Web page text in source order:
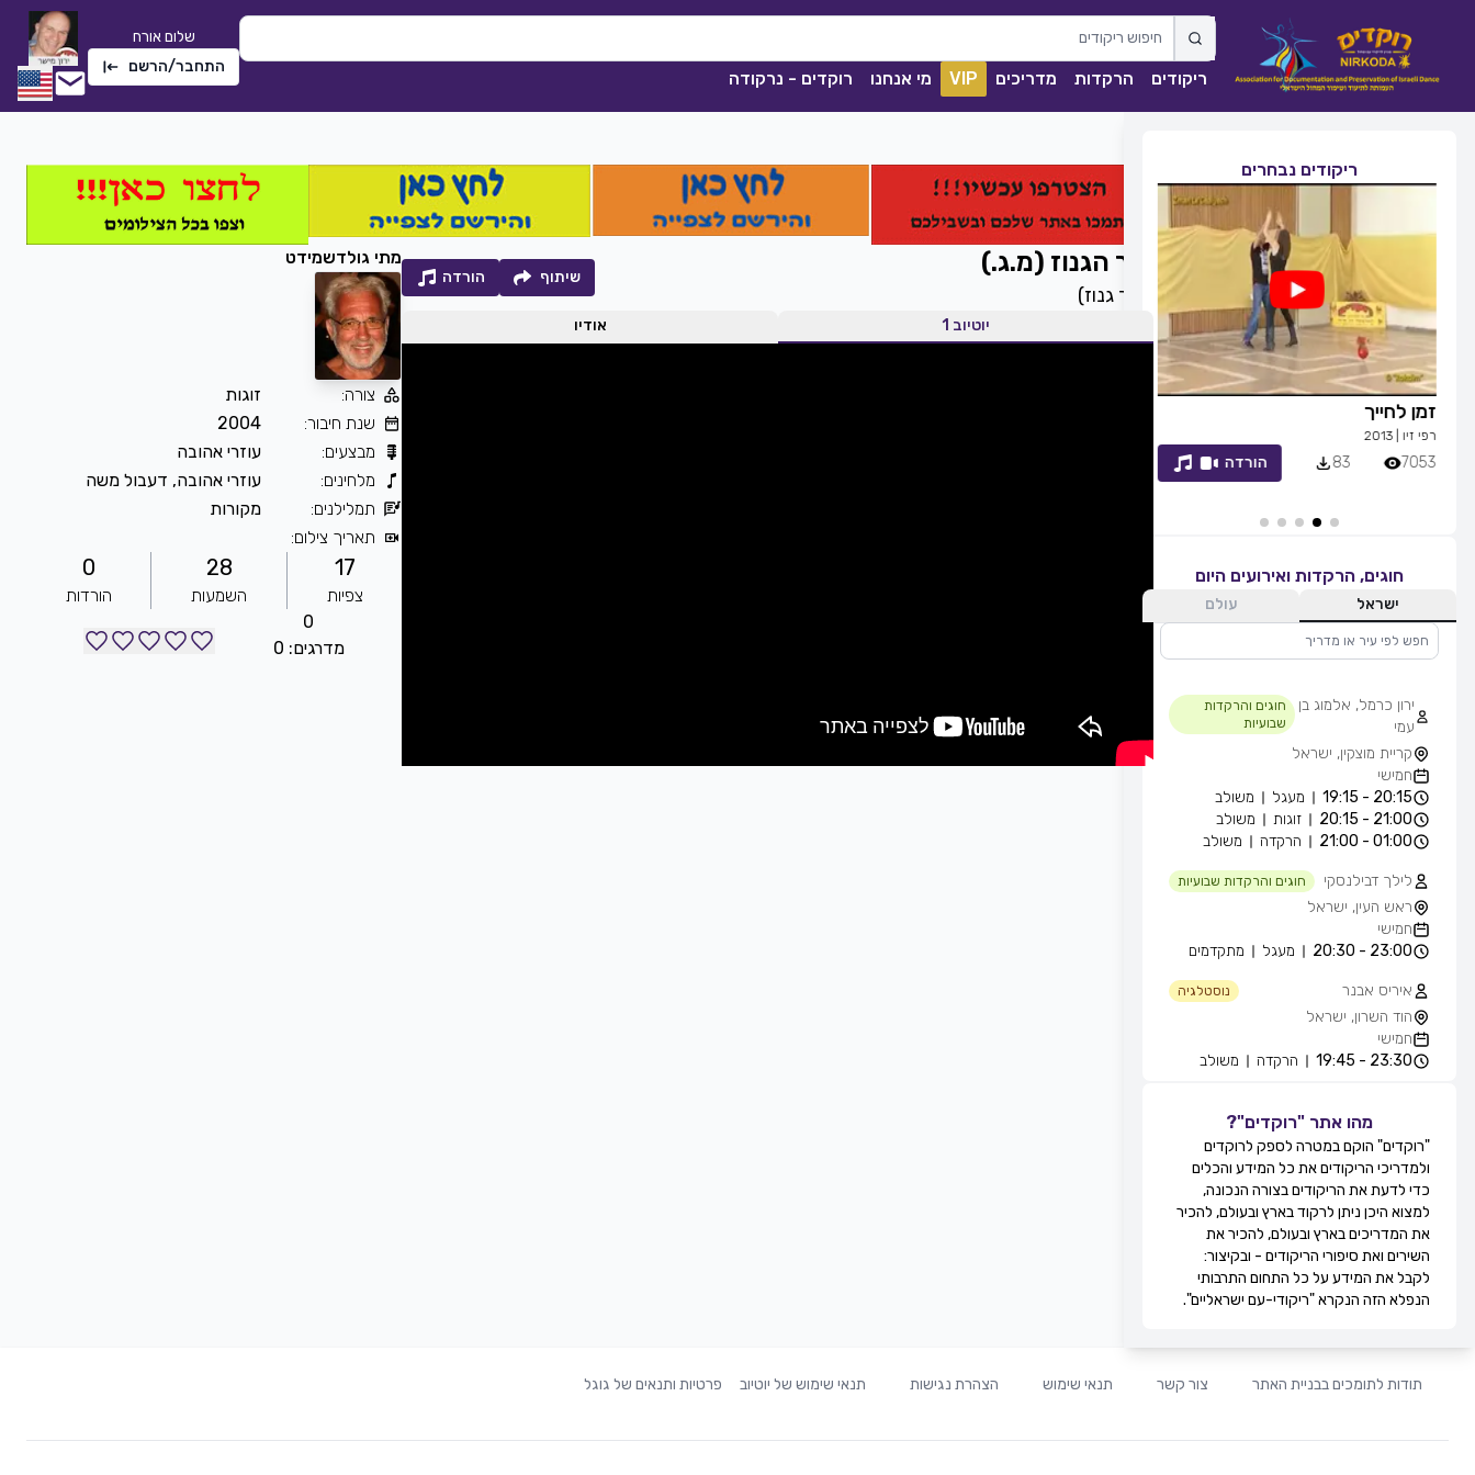
ריקודים הרקדות מדריכים VIP מי אנחנו רוקדים - נרקודה
שלום אורח
התחבר/הרשם
ריקודים נבחרים
זמן לחייך
רפי זיו|
2013
7053
83 הורדה
שתי טיפות אמא
חלי לבנה
2274 הורדה
חוגים, הרקדות ואירועים היום
ישראל עולם
ירון כרמל, אלמוג בן
עמי
חוגים והרקדות
שבועיות
קריית מוצקין, ישראל
חמישי
20:15 - 19:15
מעגל
משולב
21:00 - 20:15
זוגות
משולב
01:00 - 21:00
הרקדה משולב
לילך דבילנסקי חוגים והרקדות שבועיות
ראש העין, ישראל
חמישי
23:00 - 20:30
מעגל מתקדמים
איריס אבנר נוסטלגיה
הוד השרון, ישראל
חמישי
23:30 - 19:45
הרקדה משולב
מועדון בריזה -גולדה, חולון, ישראל
חמישי
21:30 - 20:15
מעגל
מתקדמים
22:15 - 21:30
זוגות
מתקדמים
22:45 - 22:15
מעגל
מתקדמים
00:00 - 22:45
זוגות מתקדמים
גדי ביטון חוגים והרקדות שבועיות
20:00 - 20:00
הרקדה
בינוניים
מהו אתר "רוקדים"?
"רוקדים" הוקם במטרה לספק לרוקדים
ולמדריכי הריקודים את כל המידע והכלים
כדי לדעת את הריקודים בצורה הנכונה,
למצוא היכן ניתן לרקוד בארץ ובעולם, להכיר
את המדריכים בארץ ובעולם, להכיר את
השירים ואת סיפורי הריקודים - ובקיצור:
לקבל את המידע על כל התחום התרבותי
הנפלא הזה הנקרא "ריקודי-עם ישראליים".
אור הגנוז (מ.ג.)
אור גנוז)
שיתוף הורדה
יוטיוב 1 אודיו
מתי גולדשמידט
צורה:
זוגות
שנת חיבור:
2004
מבצעים:
עוזרי אהובה
מלחינים:
עוזרי אהובה, דעבול משה
תמלילנים:
מקורות
תאריך צילום:
17
צפיות
28
השמעות
0
הורדות
0
מדרגים: 0
תודות לתומכים בבניית האתר צור קשר תנאי שימוש הצהרת נגישות תנאי שימוש של יוטיוב פרטיות ותנאים של גוגל